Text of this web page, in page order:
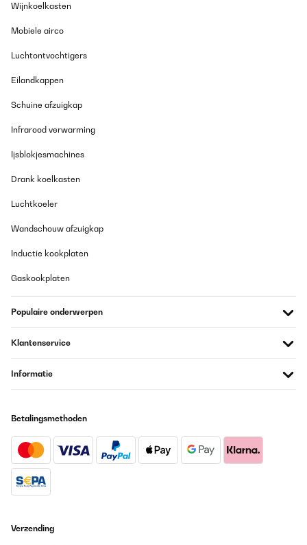
herd 2 phasig angeschlossen und fertig. funktioniert einwandfrei.
Vertaal
herd 2 phasig angeschlossen und fertig.funktioniert
wieder
Amazon-Benutzer
22/02/2025
Vertaal
Macht was es soll. Bei der Erstinbetriebnahme raucht und stinkt
das Teil sehr lange - mit dem Konservierungsmittel wird also
Wijnkoelkasten
Mobiele airco
Luchtontvochtigers
Eilandkappen
Schuine afzuigkap
Infrarood verwarming
Ijsblokjesmachines
Drank koelkasten
Luchtkoeler
Wandschouw afzuigkap
Inductie kookplaten
Gaskookplaten
Populaire onderwerpen
Klantenservice
Informatie
Betalingsmethoden
Verzending